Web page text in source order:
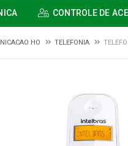
CONTROLE DE
HO TELEFONIA